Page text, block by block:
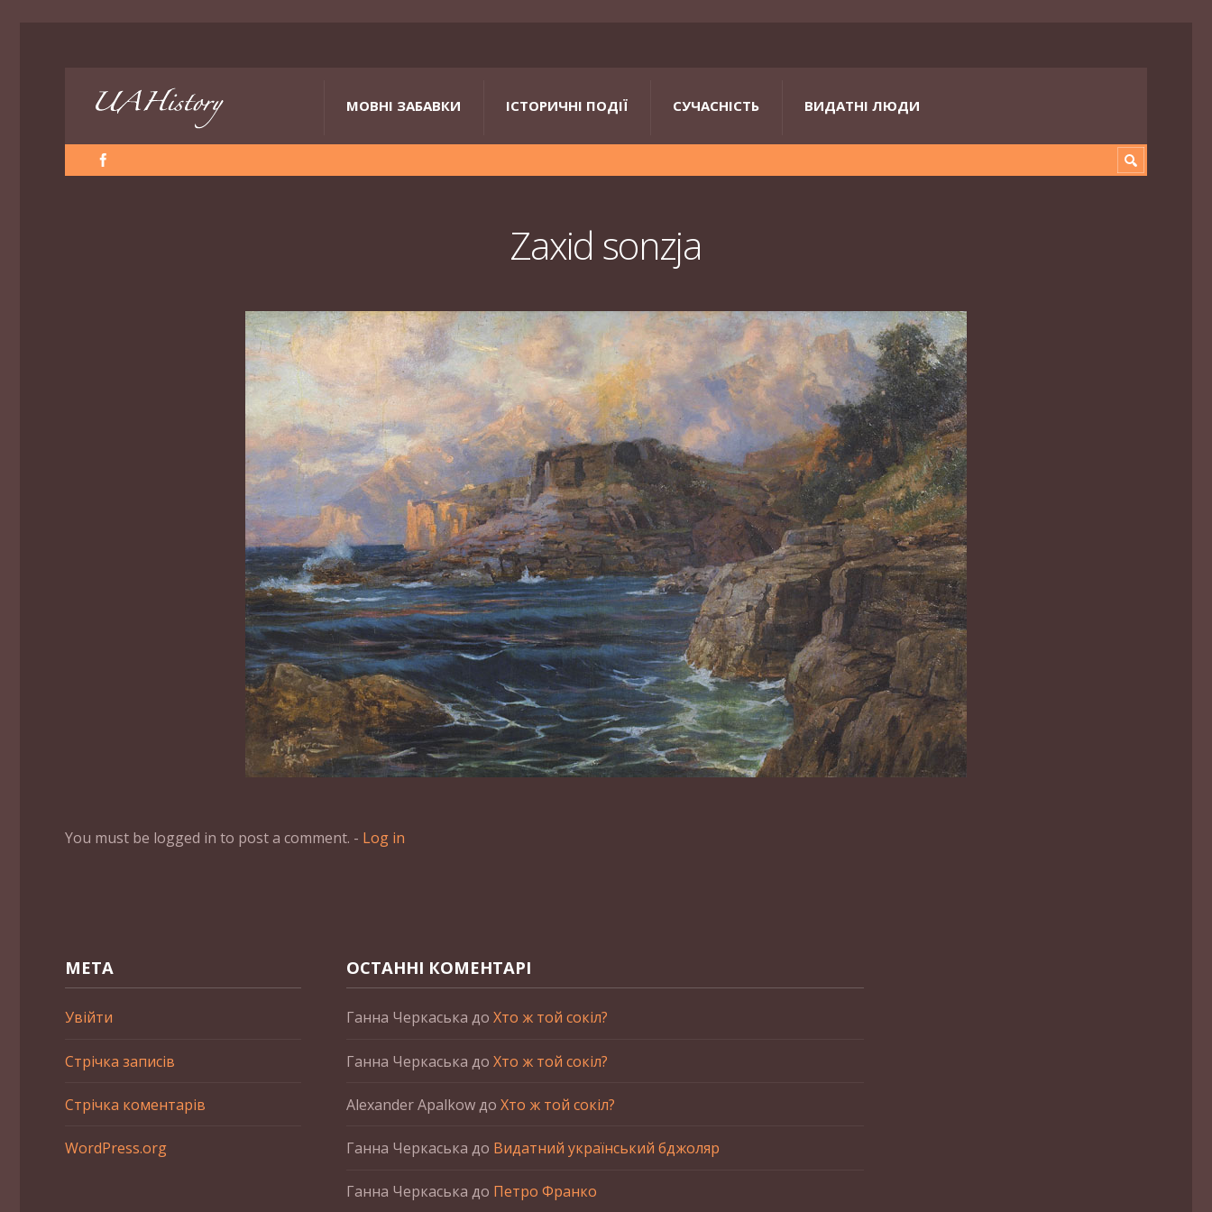
МОВНІ ЗАБАВКИ ІСТОРИЧНІ ПОДІЇ СУЧАСНІСТЬ ВИДАТНІ ЛЮДИ
Zaxid sonzja
You must be logged in to post a comment. - Log in
МЕТА
Увійти
Стрічка записів
Стрічка коментарів
WordPress.org
ОСТАННІ КОМЕНТАРІ
Ганна Черкаська до Хто ж той сокіл?
Ганна Черкаська до Хто ж той сокіл?
Alexander Apalkowдо Хто ж той сокіл?
Ганна Черкаська до Видатний український бджоляр
Ганна Черкаська до Петро Франко